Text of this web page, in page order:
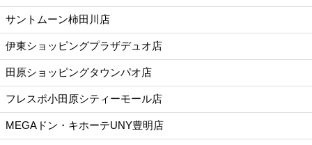
サントムーン柿田川店
伊東ショッピングプラザデュオ店
田原ショッピングタウンパオ店
フレスポ小田原シティーモール店
MEGAドン・キホーテUNY豊明店